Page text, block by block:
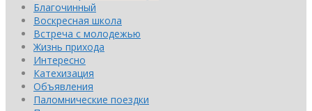
Благочинный
Воскресная школа
Встреча с молодежью
Жизнь прихода
Интересно
Катехизация
Объявления
Паломнические поездки